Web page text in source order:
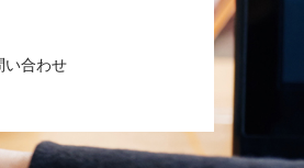
い合わせ